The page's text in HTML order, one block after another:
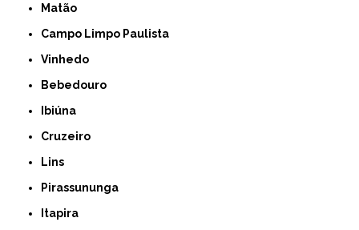
Matão
Campo Limpo Paulista
Vinhedo
Bebedouro
Ibiúna
Cruzeiro
Lins
Pirassununga
Itapira